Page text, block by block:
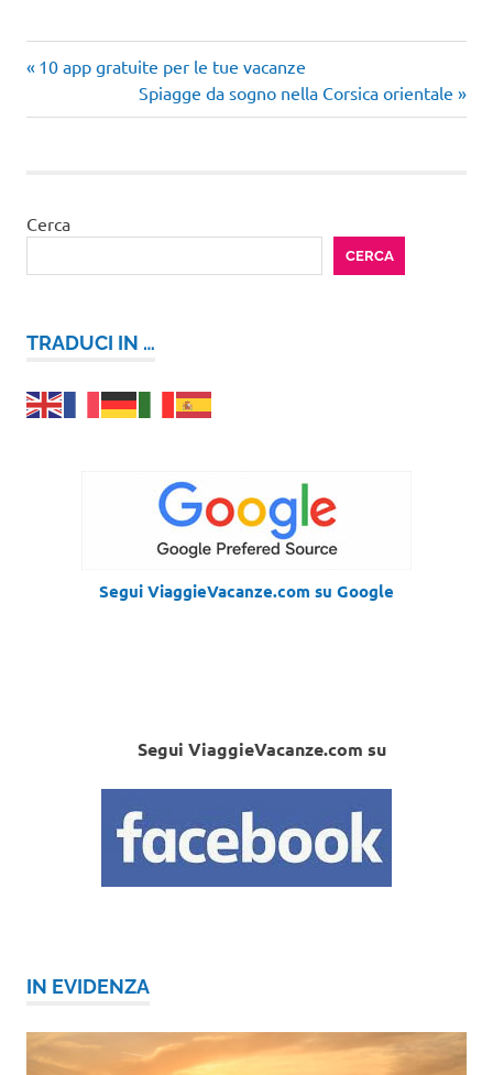
Amsterdam
Navigazione
articoli
Articolo
10 app gratuite per le tue vacanze
Articolo
successivo:
Spiagge da sogno nella Corsica orientale
Cerca
CERCA
TRADUCI IN …
Segui ViaggieVacanze.com su Google
Segui ViaggieVacanze.com su
IN EVIDENZA